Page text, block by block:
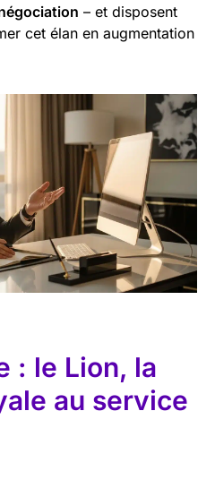
– et disposent
cet élan en augmentation
: le Lion, la
au service